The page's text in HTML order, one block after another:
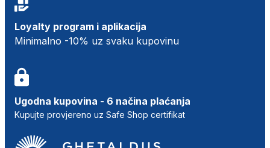
Loyalty program i aplikacija
Minimalno -10% uz svaku kupovinu
Ugodna kupovina - 6 načina plaćanja
Kupujte provjereno uz Safe Shop certifikat